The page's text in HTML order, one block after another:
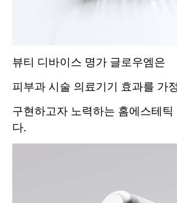
뷰티 디바이스 명가 글로우엠은
피부과 시술 의료기기 효과를 가
구현하고자 노력하는 홈에스테틱
다.